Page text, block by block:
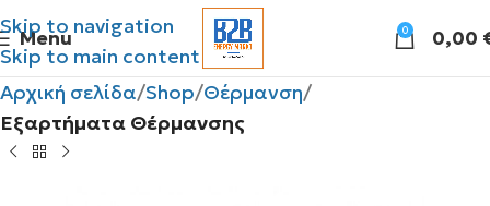
Skip to navigation
Skip to main content
Menu 0 0,00
Αρχική σελίδα Shop Θέρμανση
Εξαρτήματα Θέρμανσης